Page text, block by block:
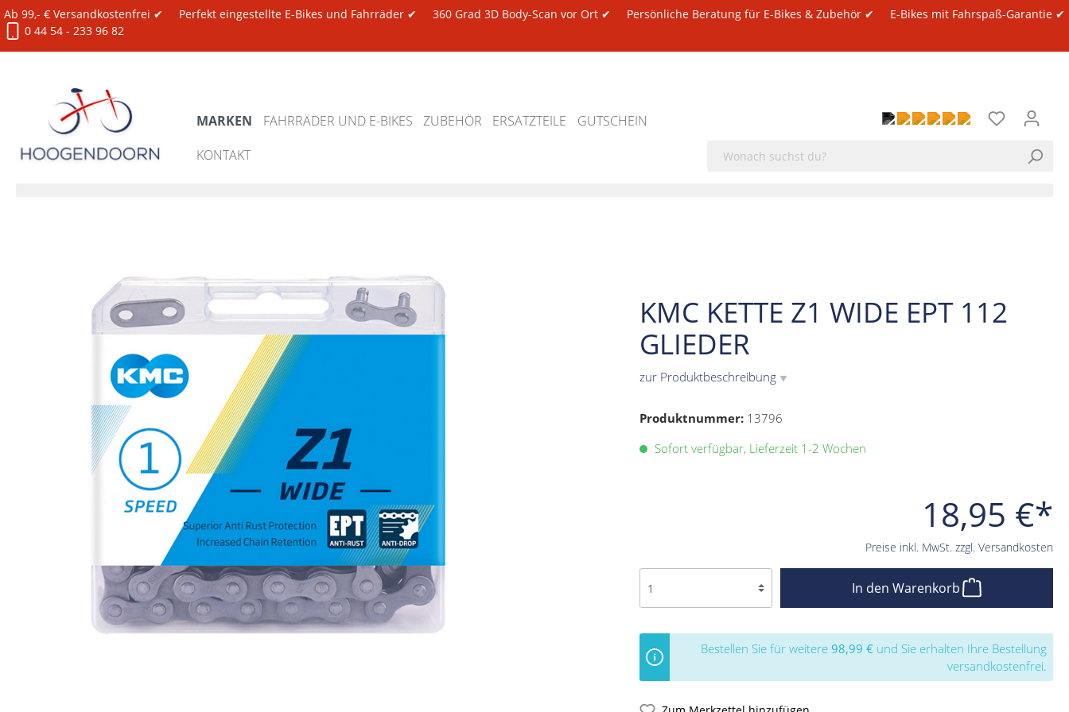
Ab 99,- € Versandkostenfrei ✔ Perfekt eingestellte E-Bikes und Fahrräder ✔ 360 Grad 3D Body-Scan vor Ort ✔ Persönliche Beratung für E-Bikes & Zubehör ✔
E-Bikes mit Fahrspaß-Garantie ✔
0 44 54 - 233 96 82
MARKEN FAHRRÄDER UND E-BIKES ZUBEHÖR ERSATZTEILE
GUTSCHEIN
KONTAKT
KMC KETTE Z1 WIDE EPT 112
GLIEDER
zur Produktbeschreibung ▼
Produktnummer: 13796
18,95 €*
Preise inkl. MwSt. zzgl. Versandkosten
Sofort verfügbar, Lieferzeit 1-2 Wochen
In den Warenkorb
Bestellen Sie für weitere 98,99 € und Sie erhalten Ihre Bestellung
versandkostenfrei.